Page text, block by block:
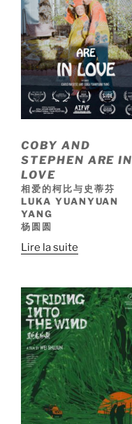
COBY AND
STEPHEN ARE IN
LOVE
相爱的柯比与史蒂芬
LUKA YUANYUAN
YANG
杨圆圆
Lire la suite